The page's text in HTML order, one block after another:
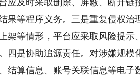
应及时采取删除、屏蔽、断开链
果等程序义务。三是重复侵权治
架等情形，平台应采取风险提
四是协助追源责任。对涉嫌规
结算信息、账号关联信息等电子